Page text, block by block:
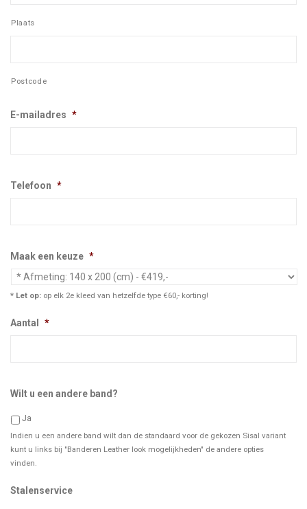
Plaats
Postcode
E-mailadres *
Telefoon *
Maak een keuze *
* Let op: op elk 2e kleed van hetzelfde type €60,- korting!
Aantal *
Wilt u een andere band?
Ja
Indien u een andere band wilt dan de standaard voor de gekozen Sisal variant
kunt u links bij "Banderen Leather look mogelijkheden" de andere opties
vinden.
Stalenservice